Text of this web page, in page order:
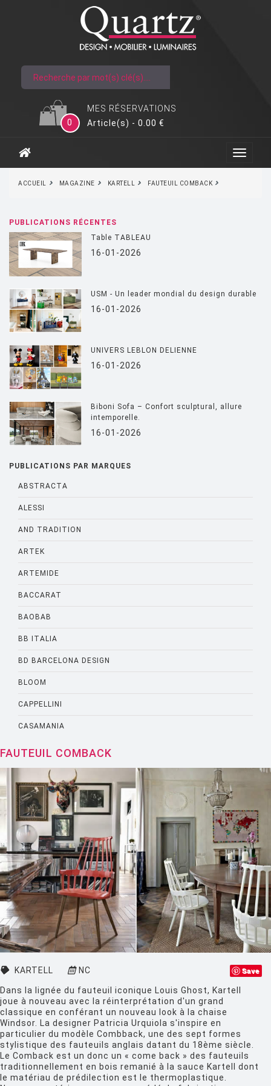
MES RÉSERVATIONS
0
Article(s) - 0.00 €
ACCUEIL MAGAZINE KARTELL FAUTEUIL COMBACK
PUBLICATIONS RÉCENTES
Table TABLEAU
16-01-2026
USM - Un leader mondial du design durable
16-01-2026
UNIVERS LEBLON DELIENNE
16-01-2026
Biboni Sofa – Confort sculptural, allure
intemporelle.
16-01-2026
PUBLICATIONS PAR MARQUES
ABSTRACTA
ALESSI
AND TRADITION
ARTEK
ARTEMIDE
BACCARAT
BAOBAB
BB ITALIA
BD BARCELONA DESIGN
BLOOM
CAPPELLINI
CASAMANIA
CASSINA
CATELLANI AND SMITH
CATTELANI AND SMITH
CINNA
CLASSICON
CRASSEVIG
DESALTO
DESIGN HOUSE STOCKHOLM
DRIADE
EDRA
EGO PARIS
EMU
ESTABLISHED AND SONS
ETHNICRAFT
FATBOY
FERMOB
FAUTEUIL COMBACK
KARTELL NC Save
Dans la lignée du fauteuil iconique Louis Ghost, Kartell
joue à nouveau avec la réinterprétation d'un grand
classique en conférant un nouveau look à la chaise
Windsor. La designer Patricia Urquiola s'inspire en
particulier du modèle Combback, une des sept formes
stylistique des fauteuils anglais datant du 18ème siècle.
Le Comback est un donc un « come back » des fauteuils
traditionnellement en bois remanié à la sauce Kartell dont
le matériau de prédilection est le thermoplastique.